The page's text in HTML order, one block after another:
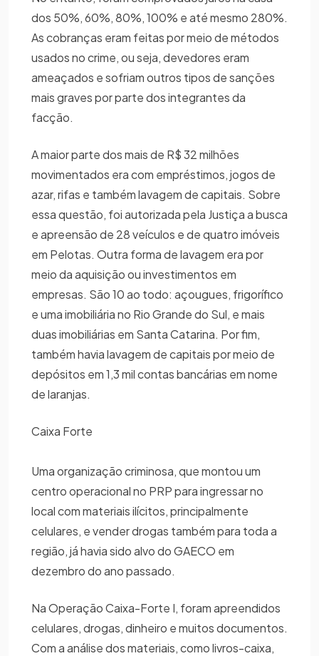
dos 50%, 60%, 80%, 100% e até mesmo 280%.
As cobranças eram feitas por meio de métodos
usados no crime, ou seja, devedores eram
ameaçados e sofriam outros tipos de sanções
mais graves por parte dos integrantes da
facção.
A maior parte dos mais de R$ 32 milhões
movimentados era com empréstimos, jogos de
azar, rifas e também lavagem de capitais. Sobre
essa questão, foi autorizada pela Justiça a busca
e apreensão de 28 veículos e de quatro imóveis
em Pelotas. Outra forma de lavagem era por
meio da aquisição ou investimentos em
empresas. São 10 ao todo: açougues, frigorífico
e uma imobiliária no Rio Grande do Sul, e mais
duas imobiliárias em Santa Catarina. Por fim,
também havia lavagem de capitais por meio de
depósitos em 1,3 mil contas bancárias em nome
de laranjas.
Caixa Forte
Uma organização criminosa, que montou um
centro operacional no PRP para ingressar no
local com materiais ilícitos, principalmente
celulares, e vender drogas também para toda a
região, já havia sido alvo do GAECO em
dezembro do ano passado.
Na Operação Caixa-Forte I, foram apreendidos
celulares, drogas, dinheiro e muitos documentos.
Com a análise dos materiais, como livros-caixa,